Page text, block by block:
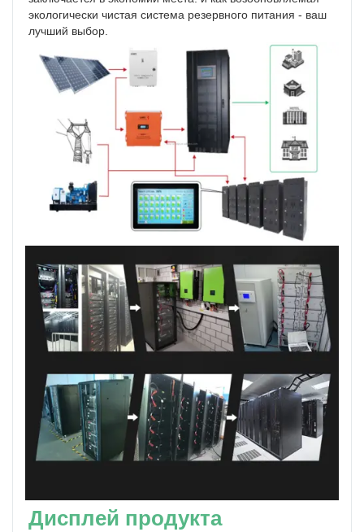
экологически чистая система резервного питания - ваш
лучший выбор.
Дисплей продукта